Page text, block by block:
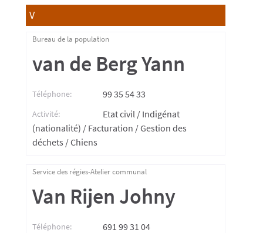
V
Bureau de la population
van de Berg Yann
Téléphone: 99 35 54 33
Activité:
Etat civil / Indigénat
(nationalité) / Facturation / Gestion des
déchets / Chiens
Service des régies-Atelier communal
Van Rijen Johny
Téléphone: 691 99 31 04